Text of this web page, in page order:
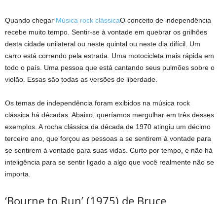
Quando chegar Música rock clássicaO conceito de independência
recebe muito tempo. Sentir-se à vontade em quebrar os grilhões
desta cidade unilateral ou neste quintal ou neste dia difícil. Um
carro está correndo pela estrada. Uma motocicleta mais rápida em
todo o país. Uma pessoa que está cantando seus pulmões sobre o
violão. Essas são todas as versões de liberdade.
Os temas de independência foram exibidos na música rock
clássica há décadas. Abaixo, queríamos mergulhar em três desses
exemplos. A rocha clássica da década de 1970 atingiu um décimo
terceiro ano, que forçou as pessoas a se sentirem à vontade para
se sentirem à vontade para suas vidas. Curto por tempo, e não há
inteligência para se sentir ligado a algo que você realmente não se
importa.
‘Bourne to Run’ (1975) de Bruce